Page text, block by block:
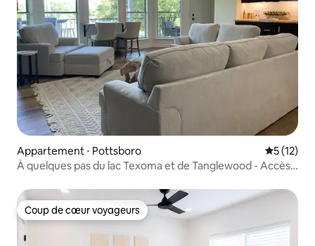
Appartement ⋅ Pottsboro
5 (12)
À quelques pas du lac Texoma et de Tanglewood - Accès
Coup de cœur voyageurs
Coup de cœur voyageurs